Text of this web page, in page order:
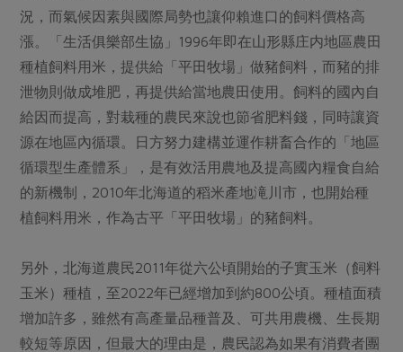
況，而氣候因素與國際局勢也讓仰賴進口的飼料價格高
漲。「生活俱樂部生協」1996年即在山形縣庄内地區農田
種植飼料用米，提供給「平田牧場」做豬飼料，而豬的排
泄物則做成堆肥，再提供給當地農田使用。飼料的國內自
給因而提高，對栽種的農民來說也節省肥料錢，同時讓資
源在地區內循環。日方努力建構並運作耕畜合作的「地區
循環型生產體系」，是有效活用農地及提高國內糧食自給
的新機制，2010年北海道的稻米產地滝川市，也開始種
植飼料用米，作為古平「平田牧場」的豬飼料。
另外，北海道農民2011年從六公頃開始的子實玉米（飼料
玉米）種植，至2022年已經增加到約800公頃。種植面積
增加許多，雖然有高產量品種普及、可共用農機、生長期
較短等原因，但最大的理由是，農民認為如果有消費者團